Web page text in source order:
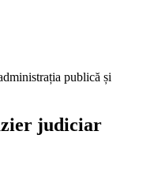
publică și
judiciar